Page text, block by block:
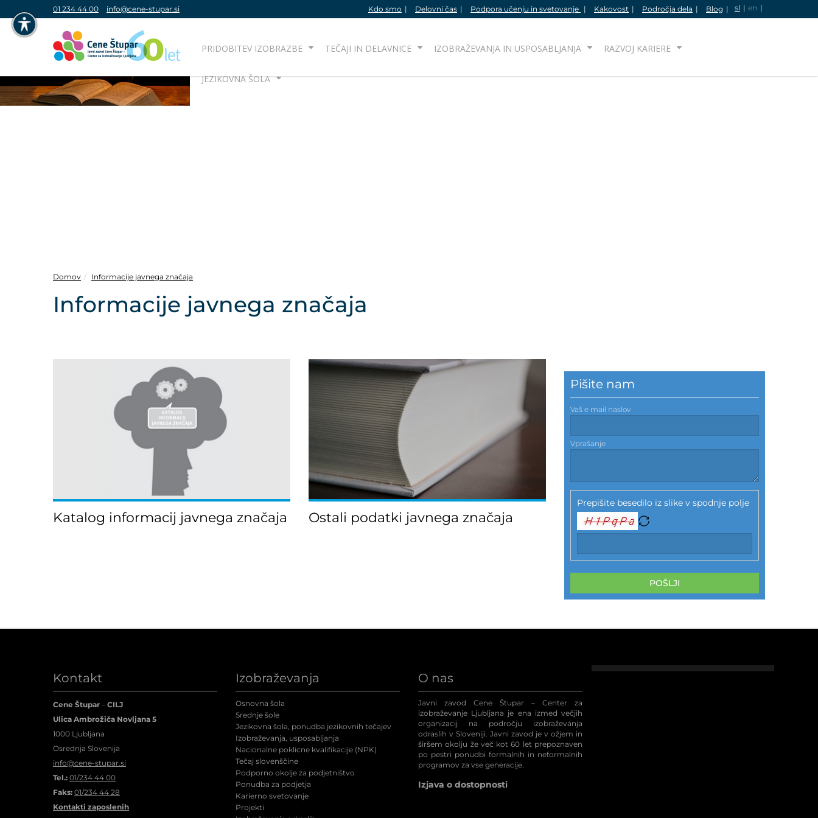
NAVIGACIJA PREKO TIPKOVNICE
IZKLJUČI ANIMACIJE
POVEČAJ PISAVO
POMANJŠAJ PISAVO
PODČRTAJ POVEZAVE
01 234 44 00 info@cene-stupar.si sl en
Kdo smo Delovni čas Podpora učenju in svetovanje Kakovost Področja dela Blog
PRIDOBITEV IZOBRAZBE TEČAJI IN DELAVNICE IZOBRAŽEVANJA IN USPOSABLJANJA RAZVOJ KARIERE
JEZIKOVNA ŠOLA
Domov Informacije javnega značaja
Informacije javnega značaja
Katalog informacij javnega značaja Ostali podatki javnega značaja
Pišite nam
Vaš e mail naslov
Vprašanje
Prepišite besedilo iz slike v spodnje polje
POŠLJI
Kontakt
Cene Štupar – CILJ
Ulica Ambrožiča Novljana 5
1000 Ljubljana
Osrednja Slovenija
info@cene-stupar.si
Tel.: 01/234 44 00
Faks: 01/234 44 28
Kontakti zaposlenih
Izobraževanja
Osnovna šola
Srednje šole
Jezikovna šola, ponudba jezikovnih tečajev
Izobraževanja, usposabljanja
Nacionalne poklicne kvalifikacije (NPK)
Tečaj slovenščine
Podporno okolje za podjetništvo
Ponudba za podjetja
Karierno svetovanje
Projekti
O nas
Javni zavod Cene Štupar – Center za
izobraževanje Ljubljana je ena izmed večjih
organizacij na področju izobraževanja
odraslih v Sloveniji. Javni zavod je v ožjem in
širšem okolju že več kot 60 let prepoznaven
po pestri ponudbi formalnih in neformalnih
programov za vse generacije.
Izjava o dostopnosti